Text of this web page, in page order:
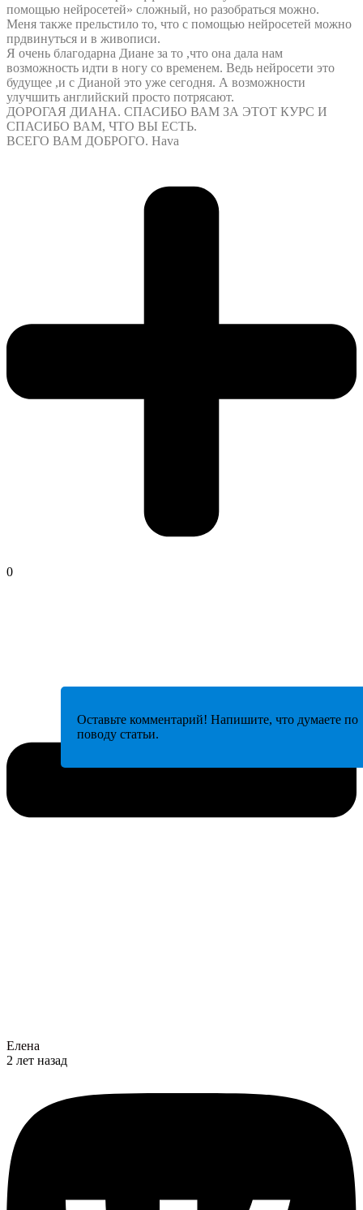
помощью нейросетей» сложный, но разобраться можно.
Меня также прельстило то, что с помощью нейросетей можно
прдвинуться и в живописи.
Я очень благодарна Диане за то ,что она дала нам
возможность идти в ногу со временем. Ведь нейросети это
будущее ,и с Дианой это уже сегодня. А возможности
улучшить английский просто потрясают.
ДОРОГАЯ ДИАНА. СПАСИБО ВАМ ЗА ЭТОТ КУРС И
СПАСИБО ВАМ, ЧТО ВЫ ЕСТЬ.
ВСЕГО ВАМ ДОБРОГО. Hava
0
Елена
2 лет назад
Оставьте комментарий! Напишите, что думаете по
поводу статьи.